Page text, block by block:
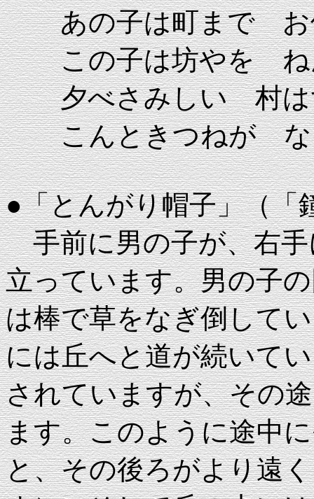
あの子は町まで お
この子は坊やを ね
夕べさみしい 村は
こんときつねが な
●「とんがり帽子」（「
手前に男の子が、右手
立っています。男の子
は棒で草をなぎ倒して
には丘へと道が続いて
されていますが、その
ます。このように途中
と、その後ろがより遠